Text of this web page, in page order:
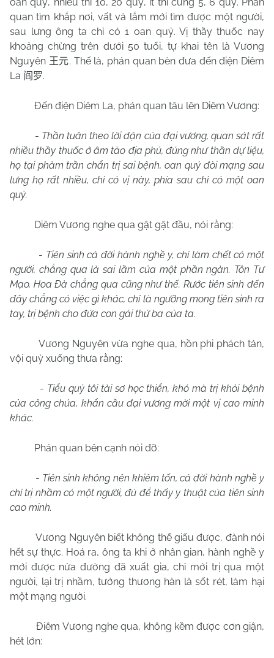
quan tìm khắp nơi, vất vả lắm mới tìm được một người,
sau lưng ông ta chỉ có 1 oan quỷ. Vị thầy thuốc nay
khoảng chừng trên dưới 50 tuổi, tự khai tên là Vương
Nguyên 王元. Thế là, phán quan bèn đưa đến điện Diêm
La 阎罗.
Đến điện Diêm La, phán quan tâu lên Diêm Vương:
- Thần tuân theo lời dặn của đại vương, quan sát rất
nhiều thầy thuốc ở âm tào địa phủ, đúng như thần dự liệu,
họ tại phàm trần chẩn trị sai bệnh, oan quý đòi mạng sau
lưng họ rất nhiều, chỉ có vị này, phía sau chỉ có một oan
quỷ.
Diêm Vương nghe qua gật gật đầu, nói rằng:
- Tiên sinh cả đời hành nghề y, chỉ làm chết có một
người, chẳng qua là sai lầm của một phần ngàn. Tôn Tư
Mạo, Hoa Đà chẳng qua cũng như thế. Rước tiên sinh đến
đây chẳng có việc gì khác, chỉ là ngưỡng mong tiên sinh ra
tay, trị bệnh cho đứa con gái thứ ba của ta.
Vương Nguyên vừa nghe qua, hồn phi phách tán,
vội quỳ xuống thưa rằng:
- Tiểu quỷ tôi tài sơ học thiển, khó mà trị khỏi bệnh
của công chúa, khẩn cầu đại vương mời một vị cao minh
khác.
Phán quan bên cạnh nói đỡ:
- Tiên sinh không nên khiêm tốn, cả đời hành nghề y
chỉ trị nhầm có một người, đủ để thấy y thuật của tiên sinh
cao minh.
Vương Nguyên biết không thể giấu được, đành nói
hết sự thực. Hoá ra, ông ta khi ở nhân gian, hành nghề y
mới được nửa đường đã xuất gia, chỉ mới trị qua một
người, lại trị nhầm, tưởng thương hàn là sốt rét, làm hại
một mạng người.
Điêm Vương nghe qua, không kềm được cơn giận,
hét lớn: